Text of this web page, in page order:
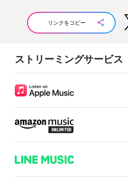
リンクをコピー
ストリーミングサービス